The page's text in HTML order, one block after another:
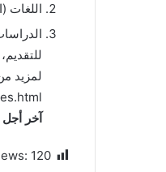
اللغات
لمزيد
آخر أجل
120